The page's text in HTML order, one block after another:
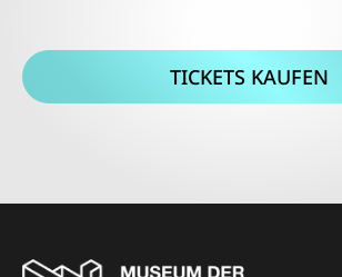
TICKETS KAUFEN